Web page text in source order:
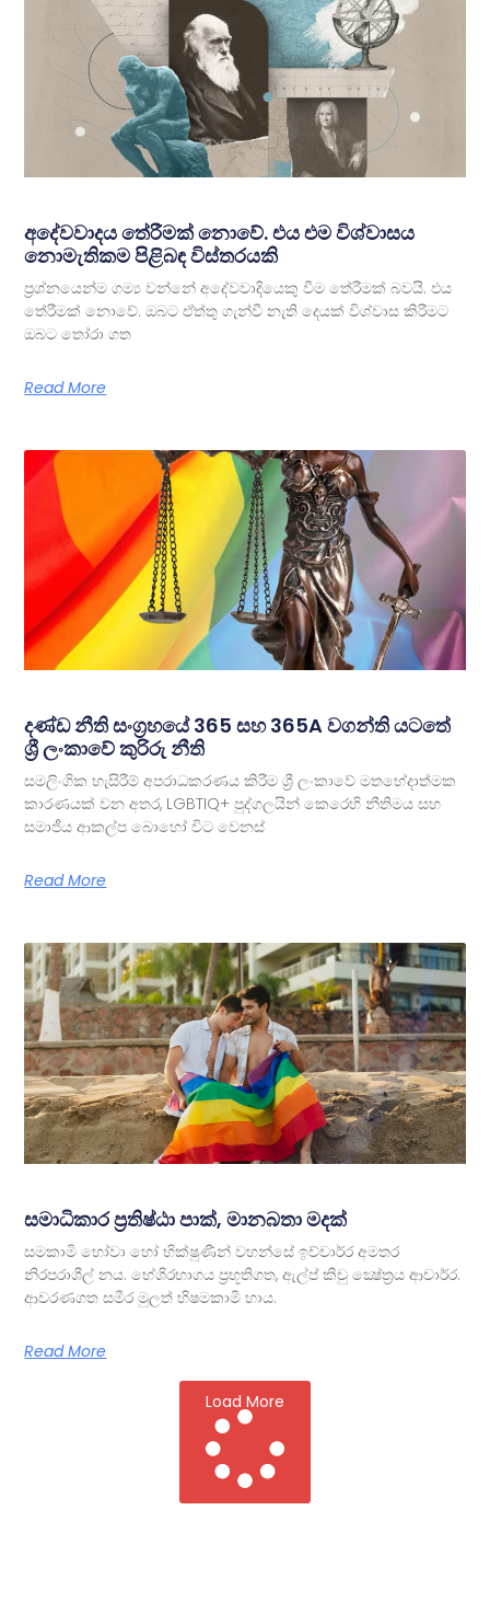
අදේවවාදය තේරීමක් නොවේ. එය එම විශ්වාසය
නොමැතිකම පිළිබඳ විස්තරයකි
ප්‍රශ්නයෙන්ම ගම්‍ය වන්නේ අදේවවාදියෙකු වීම තේරීමක් බවයි. එය
තේරීමක් නොවේ. ඔබට ඒත්තු ගැන්වී නැති දෙයක් විශ්වාස කිරීමට
ඔබට තෝරා ගත
Read More
දණ්ඩ නීති සංග්‍රහයේ 365 සහ 365A වගන්ති යටතේ
ශ්‍රී ලංකාවේ කුරිරු නීති
සමලිංගික හැසිරීම් අපරාධකරණය කිරීම ශ්‍රී ලංකාවේ මතභේදාත්මක
කාරණයක් වන අතර, LGBTIQ+ පුද්ගලයින් කෙරෙහි නීතිමය සහ
සමාජීය ආකල්ප බොහෝ විට වෙනස්
Read More
සමාධිකාර ප්‍රතිෂ්ඨා පාක්, මානබතා මදක්
සමකාමි හෝවා හෝ භික්ෂුණීන් වහන්සේ ඉච්චාර්‍ර අමතර
නිරපරාශීල් නය. භේශිරභාගය ප්‍රභූතිගත, ඇල්ප් කිචු ක්‍ෂේත්‍රය ආචාර්‍ර.
ආචරණගත සමීර මුලත් භිෂමකාමි හාය.
Read More
Load More